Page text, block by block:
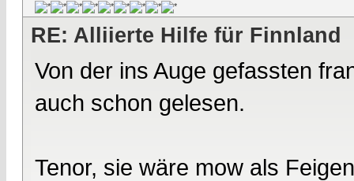
RE: Alliierte Hilfe für Finnland
Von der ins Auge gefassten
auch schon gelesen.
Tenor, sie wäre mow als